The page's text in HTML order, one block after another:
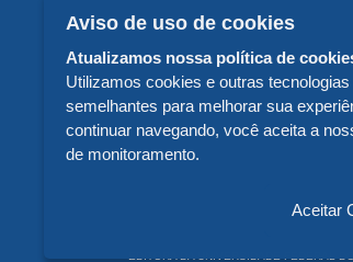
EDITORA DA UNIVERSIDADE FEDERAL
Aviso de uso de cookies
Atualizamos nossa política de
Utilizamos cookies e outras tecnologias
semelhantes para melhorar sua
continuar navegando, você aceita a
de monitoramento.
Aceitar